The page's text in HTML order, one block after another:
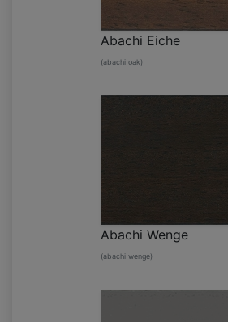
Abachi Eiche
(abachi oak)
Abachi Wenge
(abachi wenge)